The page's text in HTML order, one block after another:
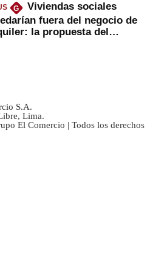
G
Viviendas sociales
fuera del negocio de
la propuesta del
S.A.
Lima.
El Comercio | Todos los derechos